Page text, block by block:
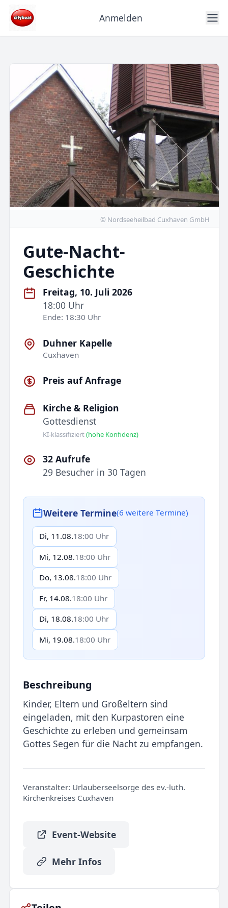
Anmelden
© Nordseeheilbad Cuxhaven GmbH
Gute-Nacht-
Geschichte
Freitag, 10. Juli 2026
18:00 Uhr
Ende: 18:30 Uhr
Duhner Kapelle
Cuxhaven
Preis auf Anfrage
Kirche & Religion
Gottesdienst
KI-klassifiziert(hohe Konfidenz)
32 Aufrufe
29 Besucher in 30 Tagen
Weitere Termine(6 weitere Termine)
Di, 11.08.18:00 Uhr
Mi, 12.08.18:00 Uhr
Do, 13.08.18:00 Uhr
Fr, 14.08.18:00 Uhr
Di, 18.08.18:00 Uhr
Mi, 19.08.18:00 Uhr
Beschreibung
Kinder, Eltern und Großeltern sind
eingeladen, mit den Kurpastoren eine
Geschichte zu erleben und gemeinsam
Gottes Segen für die Nacht zu empfangen.
Veranstalter: Urlauberseelsorge des ev.-luth.
Kirchenkreises Cuxhaven
Event-Website
Mehr Infos